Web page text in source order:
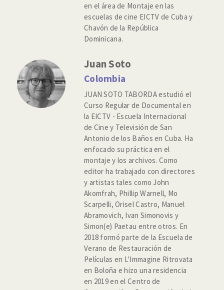
en el área de Montaje en las
escuelas de cine EICTV de Cuba y
Chavón de la República
Dominicana.
Juan Soto
Colombia
JUAN SOTO TABORDA estudió el
Curso Regular de Documental en
la EICTV - Escuela Internacional
de Cine y Televisión de San
Antonio de los Baños en Cuba. Ha
enfocado su práctica en el
montaje y los archivos. Como
editor ha trabajado con directores
y artistas tales como John
Akomfrah, Phillip Warnell, Mo
Scarpelli, Orisel Castro, Manuel
Abramovich, Ivan Simonovis y
Simon(e) Paetau entre otros. En
2018 formó parte de la Escuela de
Verano de Restauración de
Películas en L'Immagine Ritrovata
en Boloña e hizo una residencia
en 2019 en el Centro de